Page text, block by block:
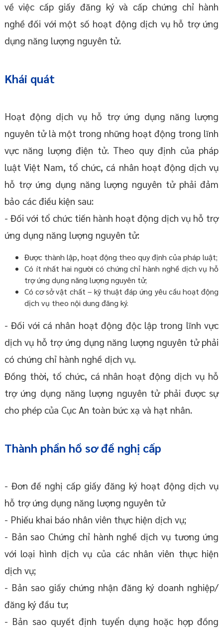
về việc cấp giấy đăng ký và cấp chứng chỉ hành
nghề đối với một số hoạt động dịch vụ hỗ trợ ứng
dụng năng lượng nguyên tử.
Khái quát
Hoạt động dịch vụ hỗ trợ ứng dụng năng lượng
nguyên tử là một trong những hoạt động trong lĩnh
vực năng lượng điện tử. Theo quy định của pháp
luật Việt Nam, tổ chức, cá nhân hoạt động dịch vụ
hỗ trợ ứng dụng năng lượng nguyên tử phải đảm
bảo các điều kiện sau:
- Đối với tổ chức tiến hành hoạt động dịch vụ hỗ trợ
ứng dụng năng lượng nguyên tử:
Được thành lập, hoạt động theo quy định của pháp luật;
Có ít nhất hai người có chứng chỉ hành nghề dịch vụ hỗ
trợ ứng dụng năng lượng nguyên tử;
Có cơ sở vật chất – kỹ thuật đáp ứng yêu cầu hoạt động
dịch vụ theo nội dung đăng ký.
- Đối với cá nhân hoạt động độc lập trong lĩnh vực
dịch vụ hỗ trợ ứng dụng năng lượng nguyên tử phải
có chứng chỉ hành nghề dịch vụ.
Đồng thời, tổ chức, cá nhân hoạt động dịch vụ hỗ
trợ ứng dụng năng lượng nguyên tử phải được sự
cho phép của Cục An toàn bức xạ và hạt nhân.
Thành phần hồ sơ đề nghị cấp
- Đơn đề nghị cấp giấy đăng ký hoạt động dịch vụ
hỗ trợ ứng dụng năng lượng nguyên tử
- Phiếu khai báo nhân viên thực hiện dịch vụ;
- Bản sao Chứng chỉ hành nghề dịch vụ tương ứng
với loại hình dịch vụ của các nhân viên thực hiện
dịch vụ;
- Bản sao giấy chứng nhận đăng ký doanh nghiệp/
đăng ký đầu tư;
- Bản sao quyết định tuyển dụng hoặc hợp đồng